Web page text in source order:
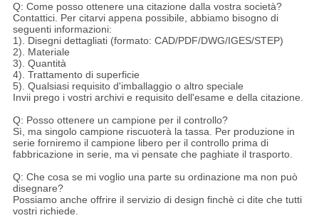
Q: Come posso ottenere una citazione dalla vostra società?
Contattici. Per citarvi appena possibile, abbiamo bisogno di
seguenti informazioni:
1). Disegni dettagliati (formato: CAD/PDF/DWG/IGES/STEP)
2). Materiale
3). Quantità
4). Trattamento di superficie
5). Qualsiasi requisito d'imballaggio o altro speciale
Invii prego i vostri archivi e requisito dell'esame e della citazione.
Q: Posso ottenere un campione per il controllo?
Sì, ma singolo campione riscuoterà la tassa. Per produzione in
serie forniremo il campione libero per il controllo prima di
fabbricazione in serie, ma vi pensate che paghiate il trasporto.
Q: Che cosa se mi voglio una parte su ordinazione ma non può
disegnare?
Possiamo anche offrire il servizio di design finchè ci dite che tutti
vostri richiede.